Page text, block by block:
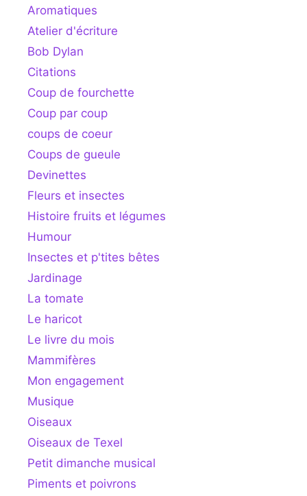
Aromatiques
Atelier d'écriture
Bob Dylan
Citations
Coup de fourchette
Coup par coup
coups de coeur
Coups de gueule
Devinettes
Fleurs et insectes
Histoire fruits et légumes
Humour
Insectes et p'tites bêtes
Jardinage
La tomate
Le haricot
Le livre du mois
Mammifères
Mon engagement
Musique
Oiseaux
Oiseaux de Texel
Petit dimanche musical
Piments et poivrons